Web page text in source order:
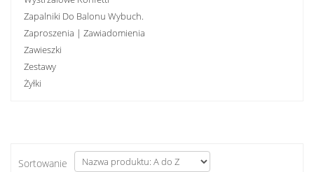
Zapalniki Do Balonu Wybuch.
Zaproszenia | Zawiadomienia
Zawieszki
Zestawy
Żyłki
Sortowanie